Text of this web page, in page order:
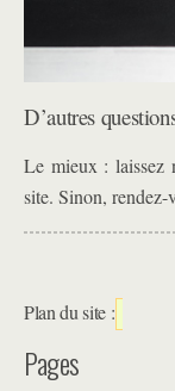
D’autres
Le mieux : laissez
site. Sinon, rendez-
Plan du site :
Pages